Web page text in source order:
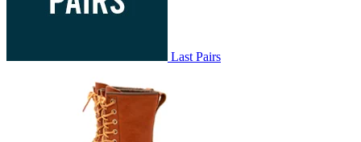
Last Pairs